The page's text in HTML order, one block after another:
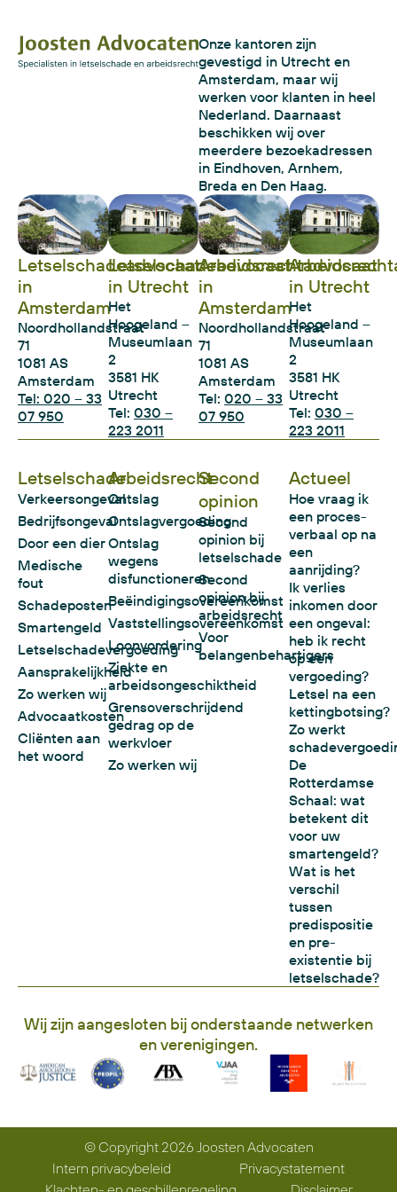
Onze kantoren zijn
gevestigd in Utrecht en
Amsterdam, maar wij
werken voor klanten in heel
Nederland. Daarnaast
beschikken wij over
meerdere bezoekadressen
in Eindhoven, Arnhem,
Breda en Den Haag.
Letselschadeadvocaat
in
Amsterdam
Noordhollandstraat
71
1081 AS
Amsterdam
Tel: 020 – 33
07 950
Letselschadeadvocaat
in Utrecht
Het
Hoogeland –
Museumlaan
2
3581 HK
Utrecht
Tel: 030 –
223 2011
Arbeidsrechtadvocaat
in
Amsterdam
Noordhollandstraat
71
1081 AS
Amsterdam
Tel: 020 – 33
07 950
in Utrecht
Het
Hoogeland –
Museumlaan
2
3581 HK
Utrecht
Tel: 030 –
223 2011
Letselschade
Verkeersongeval
Bedrijfsongeval
Door een dier
Medische
fout
Schadeposten
Smartengeld
Letselschadevergoeding
Aansprakelijkheid
Zo werken wij
Advocaatkosten
Cliënten aan
het woord
Arbeidsrecht
Ontslag
Ontslagvergoeding
Ontslag
wegens
disfunctioneren
Beëindigingsovereenkomst
Vaststellingsovereenkomst
Loonvordering
Ziekte en
arbeidsongeschiktheid
Grensoverschrijdend
gedrag op de
werkvloer
Zo werken wij
Second
opinion
Second
opinion bij
letselschade
Second
opinion bij
arbeidsrecht
Voor
belangenbehartigers
Actueel
Hoe vraag ik
een proces-
verbaal op na
een
aanrijding?
Ik verlies
inkomen door
een ongeval:
heb ik recht
op een
vergoeding?
Letsel na een
kettingbotsing?
Zo werkt
De
Rotterdamse
Schaal: wat
betekent dit
voor uw
smartengeld?
Wat is het
verschil
tussen
predispositie
en pre-
existentie bij
letselschade?
Wij zijn aangesloten bij onderstaande netwerken
en verenigingen.
© Copyright 2026 Joosten Advocaten
Intern privacybeleid
Privacystatement